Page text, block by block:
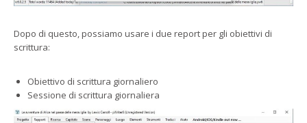
Dopo di questo, possiamo usare i due report per gli obiettivi di
scrittura:
Obiettivo di scrittura giornaliero
Sessione di scrittura giornaliera